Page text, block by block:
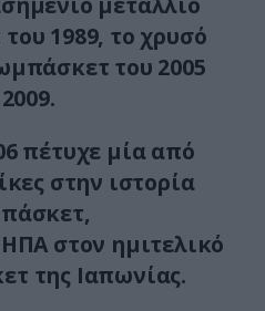
1989, το χρυσό
του 2005
πέτυχε μία από
στην ιστορία
στον ημιτελικό
της Ιαπωνίας.